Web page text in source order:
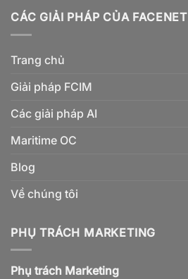
CÁC GIẢI PHÁP CỦA FACENET
Trang chủ
Giải pháp FCIM
Các giải pháp AI
Maritime OC
Blog
Về chúng tôi
PHỤ TRÁCH MARKETING
Phụ trách Marketing